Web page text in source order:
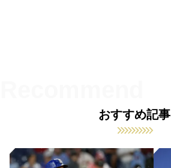
おすすめ記事